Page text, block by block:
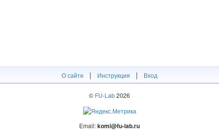
О сайте | Инструкция | Вход
© FU-Lab2026
Email:komi@fu-lab.ru